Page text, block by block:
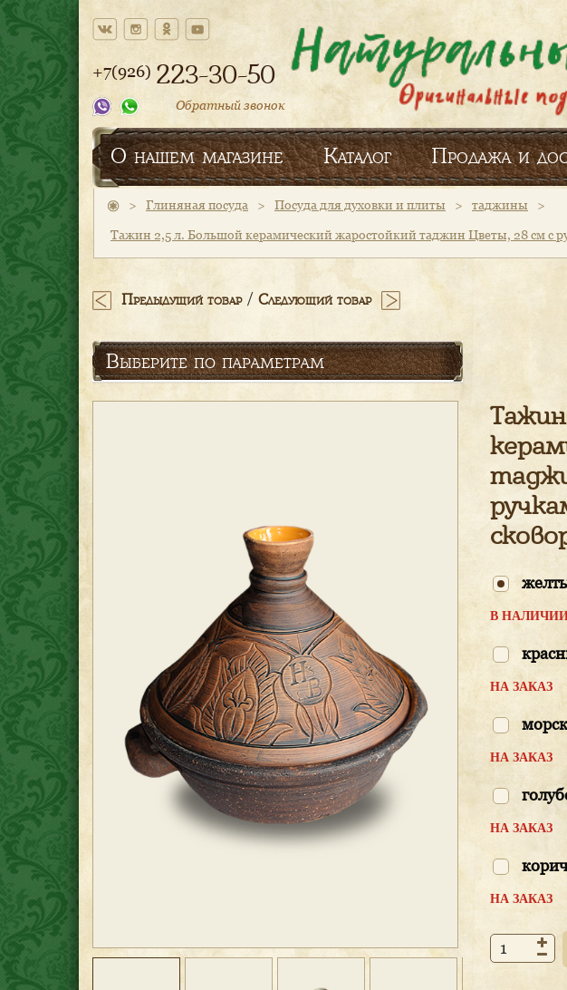
+7(926) 223-30-50
Обратный звонок
О нашем магазине Каталог Продажа и
> Глиняная посуда > Посуда для духовки и плиты > таджины
>
Тажин 2,5 л. Большой керамический жаростойкий таджин Цветы, 28 см с
Предыдущий товар/ Следующий товар
Выберите по параметрам
В
НА ЗАКАЗ
НА ЗАКАЗ
НА ЗАКАЗ
НА ЗАКАЗ